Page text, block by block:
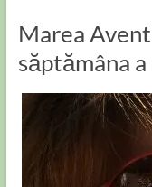
Marea
săptămâna